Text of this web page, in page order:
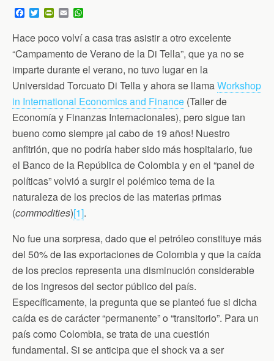
F
a
e
b
o
o
k
T
w
t
t
e
r
P
n
t
F
r
i
e
n
d
l
y
E
m
a
i
l
t
s
A
p
p
Hace poco volví a casa tras asistir a otro excelente
“Campamento de Verano de la Di Tella”, que ya no se
imparte durante el verano, no tuvo lugar en la
Universidad Torcuato Di Tella y ahora se llamaWorkshop
in International Economics and Finance (Taller de
Economía y Finanzas Internacionales), pero sigue tan
bueno como siempre ¡al cabo de 19 años! Nuestro
anfitrión, que no podría haber sido más hospitalario, fue
el Banco de la República de Colombia y en el “panel de
políticas” volvió a surgir el polémico tema de la
naturaleza de los precios de las materias primas
(commodities)[1].
No fue una sorpresa, dado que el petróleo constituye más
del 50% de las exportaciones de Colombia y que la caída
de los precios representa una disminución considerable
de los ingresos del sector público del país.
Específicamente, la pregunta que se planteó fue si dicha
caída es de carácter “permanente” o “transitorio”. Para un
país como Colombia, se trata de una cuestión
fundamental. Si se anticipa que el shock va a ser